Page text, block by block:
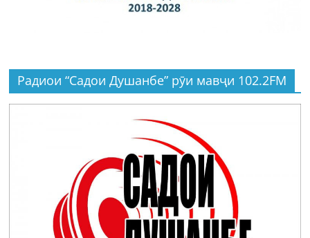
Радиои “Садои Душанбе” рӯи мавҷи 102.2FM